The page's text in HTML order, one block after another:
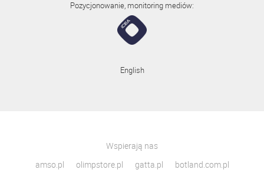
Pozycjonowanie, monitoring mediów:
English
Wspierają nas
amso.pl
olimpstore.pl gatta.pl botland.com.pl